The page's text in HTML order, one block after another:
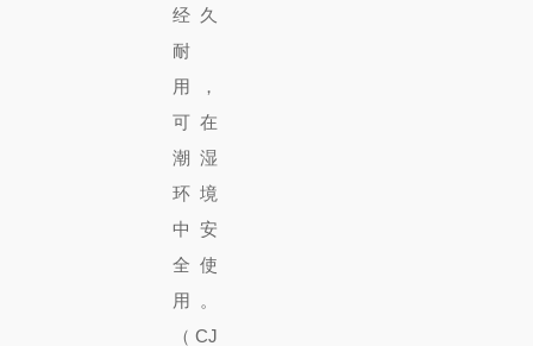
经久
耐
用，
可在
潮湿
环境
中安
全使
用。
（CJ